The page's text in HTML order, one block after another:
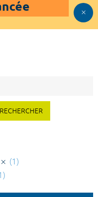
RECHERCHER
(1)